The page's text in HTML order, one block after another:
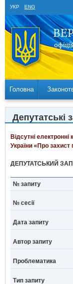
УКР ENG
Головна
Депутатські
Відсутні
України «Про
ДЕПУТАТСЬКИЙ
№ запиту
№ сесії
Дата запиту
Автор запиту
Проблематика
Тип запиту